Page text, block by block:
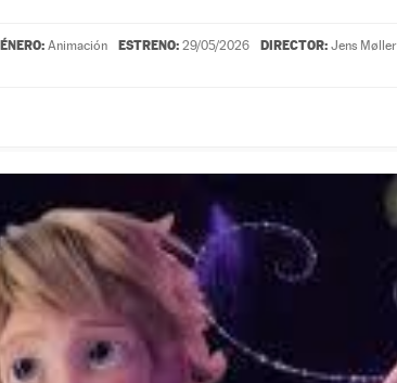
Animación ESTRENO: 29/05/2026 DIRECTOR: Jens Møller